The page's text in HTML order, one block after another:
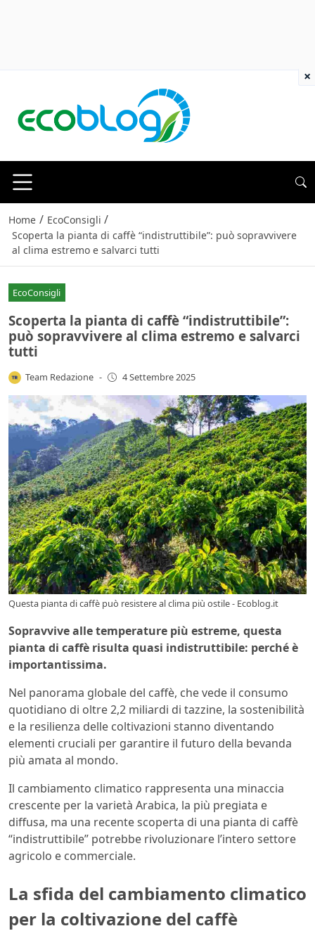
Home / EcoConsigli /
Scoperta la pianta di caffè “indistruttibile”: può sopravvivere
al clima estremo e salvarci tutti
EcoConsigli
Scoperta la pianta di caffè “indistruttibile”:
può sopravvivere al clima estremo e salvarci
tutti
Team Redazione - 4 Settembre 2025
Questa pianta di caffè può resistere al clima più ostile - Ecoblog.it
Sopravvive alle temperature più estreme, questa
pianta di caffè risulta quasi indistruttibile: perché è
importantissima.
Nel panorama globale del caffè, che vede il consumo
quotidiano di oltre 2,2 miliardi di tazzine, la sostenibilità
e la resilienza delle coltivazioni stanno diventando
elementi cruciali per garantire il futuro della bevanda
più amata al mondo.
Il cambiamento climatico rappresenta una minaccia
crescente per la varietà Arabica, la più pregiata e
diffusa, ma una recente scoperta di una pianta di caffè
“indistruttibile” potrebbe rivoluzionare l’intero settore
agricolo e commerciale.
La sfida del cambiamento climatico
per la coltivazione del caffè
×